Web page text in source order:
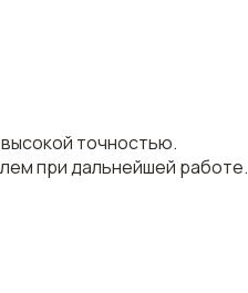
точностью.
при дальнейшей работе.